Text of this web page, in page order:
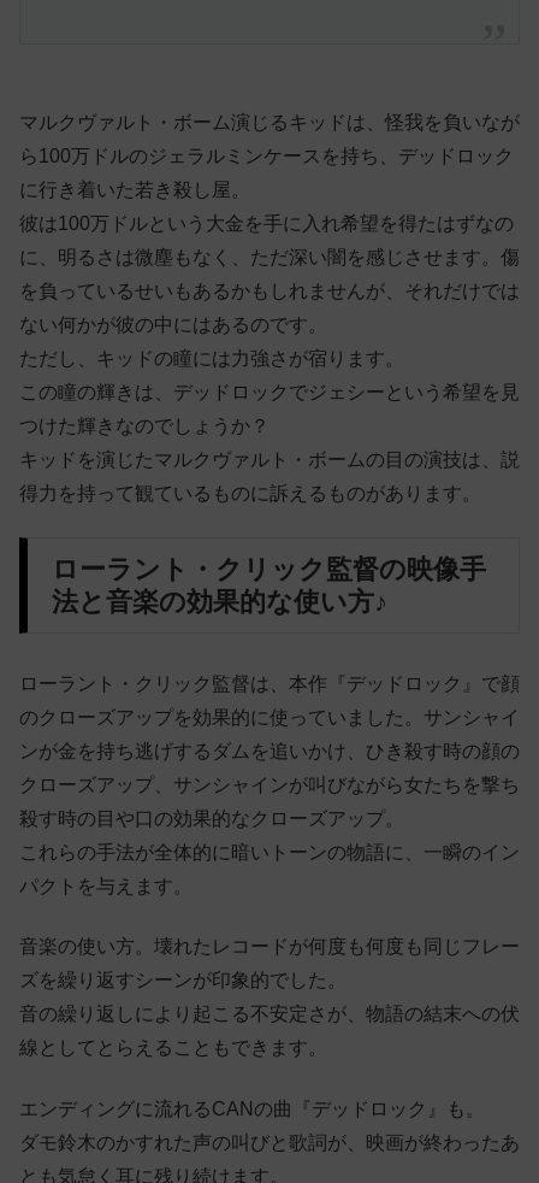
マルクヴァルト・ボーム演じるキッドは、怪我を負いなが
ら100万ドルのジェラルミンケースを持ち、デッドロック
に行き着いた若き殺し屋。
彼は100万ドルという大金を手に入れ希望を得たはずなの
に、明るさは微塵もなく、ただ深い闇を感じさせます。傷
を負っているせいもあるかもしれませんが、それだけでは
ない何かが彼の中にはあるのです。
ただし、キッドの瞳には力強さが宿ります。
この瞳の輝きは、デッドロックでジェシーという希望を見
つけた輝きなのでしょうか？
キッドを演じたマルクヴァルト・ボームの目の演技は、説
得力を持って観ているものに訴えるものがあります。
ローラント・クリック監督の映像手
法と音楽の効果的な使い方♪
ローラント・クリック監督は、本作『デッドロック』で顔
のクローズアップを効果的に使っていました。サンシャイ
ンが金を持ち逃げするダムを追いかけ、ひき殺す時の顔の
クローズアップ、サンシャインが叫びながら女たちを撃ち
殺す時の目や口の効果的なクローズアップ。
これらの手法が全体的に暗いトーンの物語に、一瞬のイン
パクトを与えます。
音楽の使い方。壊れたレコードが何度も何度も同じフレー
ズを繰り返すシーンが印象的でした。
音の繰り返しにより起こる不安定さが、物語の結末への伏
線としてとらえることもできます。
エンディングに流れるCANの曲『デッドロック』も。
ダモ鈴木のかすれた声の叫びと歌詞が、映画が終わったあ
とも気怠く耳に残り続けます。